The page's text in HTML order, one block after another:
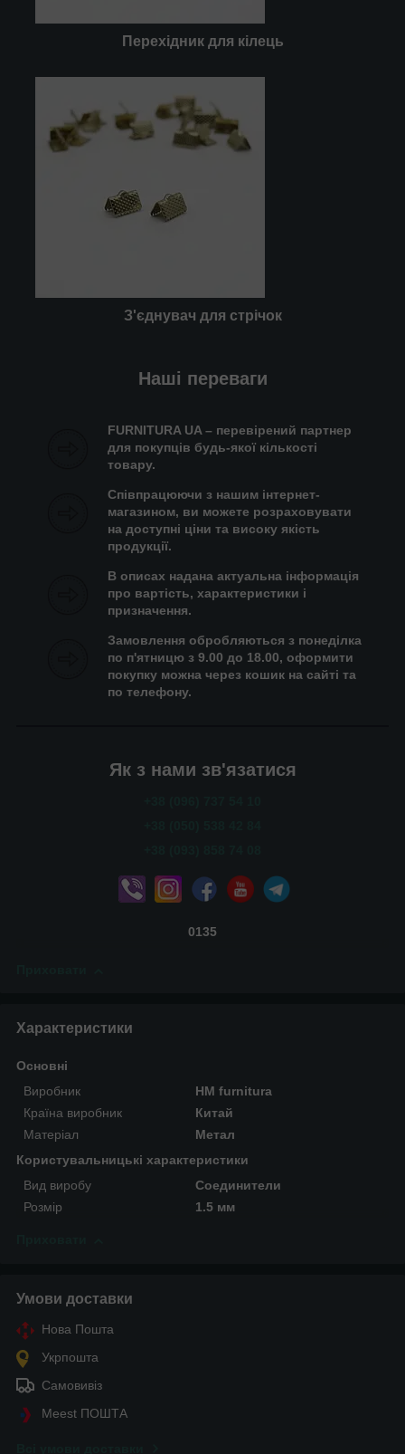
Перехідник для кілець
З'єднувач для стрічок
Наші переваги
FURNITURA UA – перевірений партнер
для покупців будь-якої кількості
товару.
Співпрацюючи з нашим інтернет-
магазином, ви можете розраховувати
на доступні ціни та високу якість
продукції.
В описах надана актуальна інформація
про вартість, характеристики і
призначення.
Замовлення обробляються з понеділка
по п'ятницю з 9.00 до 18.00, оформити
покупку можна через кошик на сайті та
по телефону.
Як з нами зв'язатися
0135
Характеристики
Основні
Виробник
HM furnitura
Країна виробник
Китай
Матеріал
Метал
Користувальницькі характеристики
Вид виробу
Соединители
Розмір
1.5 мм
Умови доставки
Нова Пошта
Укрпошта
Самовивіз
Meest ПОШТА